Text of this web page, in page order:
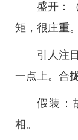
盛开：
矩，很庄重。
引人注
一点上。合
假装：
相。